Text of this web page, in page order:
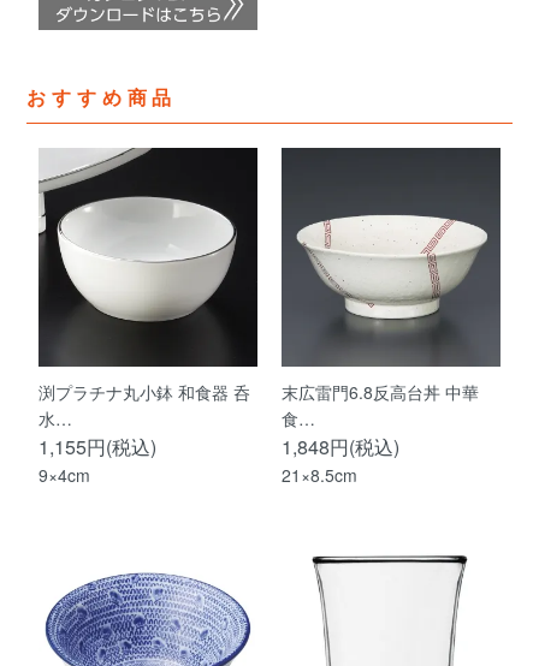
おすすめ商品
渕プラチナ丸小鉢 和食器 呑
水…
1,155円(税込)
9×4cm
末広雷門6.8反高台丼 中華
食…
1,848円(税込)
21×8.5cm